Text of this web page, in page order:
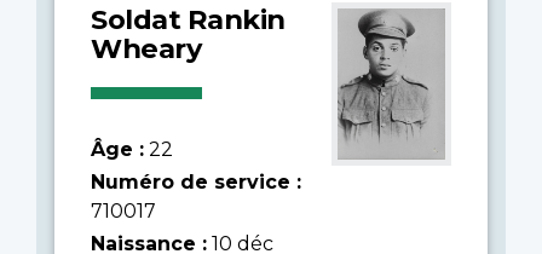
Soldat Rankin
Wheary
Âge : 22
Numéro de service :
710017
Naissance : 10 déc